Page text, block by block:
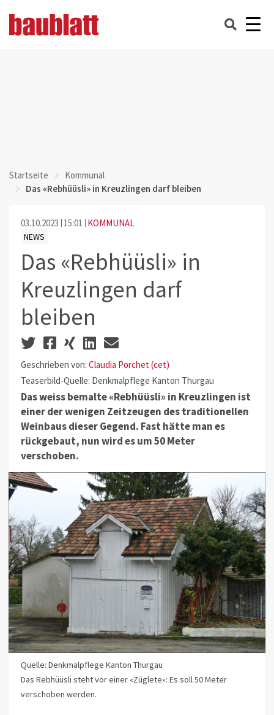
Startseite
Kommunal
Das «Rebhüüsli» in Kreuzlingen darf bleiben
03.10.2023 15:01 KOMMUNAL
NEWS
Das «Rebhüüsli» in
Kreuzlingen darf
bleiben
Geschrieben von: Claudia Porchet (cet)
Teaserbild-Quelle: Denkmalpflege Kanton Thurgau
Das weiss bemalte «Rebhüüsli» in Kreuzlingen ist
einer der wenigen Zeitzeugen des traditionellen
Weinbaus dieser Gegend. Fast hätte man es
rückgebaut, nun wird es um 50 Meter
verschoben.
Quelle: Denkmalpflege Kanton Thurgau
Das Rebhüüsli steht vor einer «Züglete»: Es soll 50 Meter
verschoben werden.